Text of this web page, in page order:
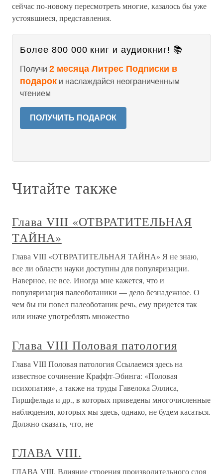
сейчас по-новому пересмотреть многие, казалось бы уже
устоявшиеся, представления.
Более 800 000 книг и аудиокниг! 📚
Получи 2 месяца Литрес Подписки в
подарок и наслаждайся неограниченным
чтением
ПОЛУЧИТЬ ПОДАРОК
Читайте также
Глава VIII «ОТВРАТИТЕЛЬНАЯ
ТАЙНА»
Глава VIII «ОТВРАТИТЕЛЬНАЯ ТАЙНА» Я не знаю,
все ли области науки доступны для популяризации.
Наверное, не все. Иногда мне кажется, что и
популяризация палеоботаники — дело безнадежное. О
чем бы ни повел палеоботаник речь, ему придется так
или иначе употреблять множество
Глава VIII Половая патология
Глава VIII Половая патология Ссылаемся здесь на
известное сочинение Краффт-Эбинга: «Половая
психопатия», а также на труды Гавелока Эллиса,
Гиршфельда и др., в которых приведены многочисленные
наблюдения, которых мы здесь, однако, не будем касаться.
Должно сказать, что, не
ГЛАВА VIII.
ГЛАВА VIII. Влияние строения производительного слоя